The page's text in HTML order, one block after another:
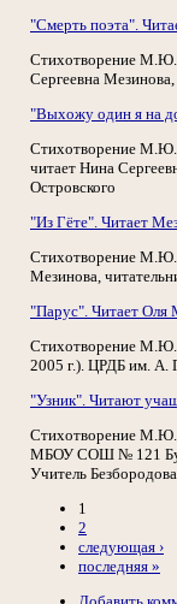
"Смерть поэта".
Стихотворение М.Ю.
Сергеевна
"Выхожу один я на
Стихотворение М.Ю.
читает Нина
Островского
"Из Гёте". Читает
Стихотворение М.Ю.
Мезинова,
"Парус". Читает Оля
Стихотворение М.Ю.
2005 г.). ЦРДБ им. А.
"Узник". Читают
Стихотворение М.Ю.
МБОУ СОШ № 121
Учитель
1
2
следующая ›
последняя »